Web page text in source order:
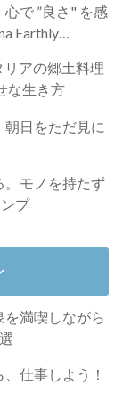
で ”良さ" を感
Earthly
リアの郷土料理
な生き方
日をただ見に
。モノを持たず
プ
満喫しながら
仕事しよう！